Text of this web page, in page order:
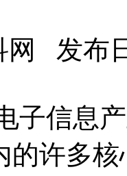
网 发布
信息产
的许多